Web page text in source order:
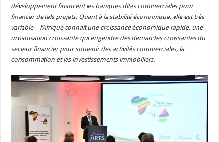
développement financent les banques dites commerciales pour
financer de tels projets. Quant à la stabilité économique, elle est très
variable – l’Afrique connaît une croissance économique rapide, une
urbanisation croissante qui engendre des demandes croissantes du
secteur financier pour soutenir des activités commerciales, la
consommation et les investissements immobiliers.